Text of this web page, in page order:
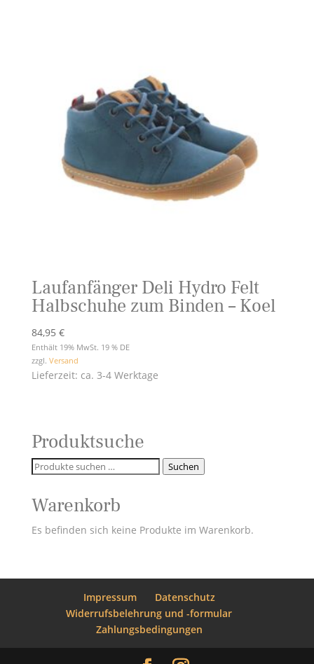
Laufanfänger Deli Hydro Felt
Halbschuhe zum Binden – Koel
84,95 €
Enthält 19% MwSt. 19 % DE
zzgl. Versand
Lieferzeit: ca. 3-4 Werktage
Produktsuche
Suchen
Suchen
Warenkorb
Es befinden sich keine Produkte im Warenkorb.
Impressum
Datenschutz
Widerrufsbelehrung und -formular
Zahlungsbedingungen